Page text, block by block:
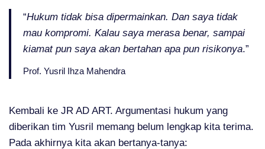
“Hukum tidak bisa dipermainkan. Dan saya tidak
mau kompromi. Kalau saya merasa benar, sampai
kiamat pun saya akan bertahan apa pun risikonya.”
Prof. Yusril Ihza Mahendra
Kembali ke JR AD ART. Argumentasi hukum yang
diberikan tim Yusril memang belum lengkap kita terima.
Pada akhirnya kita akan bertanya-tanya: